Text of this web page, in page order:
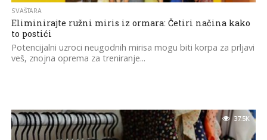
SVAŠTARA
Eliminirajte ružni miris iz ormara: Četiri načina kako
to postići
Potencijalni uzroci neugodnih mirisa mogu biti korpa za prljavi
veš, znojna oprema za treniranje...
37.5K